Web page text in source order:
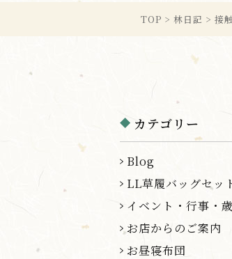
TOP > 林日記 > 接
カテゴリー
Blog
LL草履バッグセッ
イベント・行事・
お店からのご案内
お昼寝布団